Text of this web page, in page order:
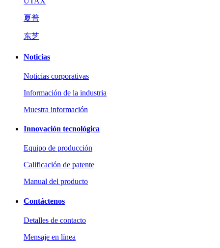
夏普
东芝
Noticias
Noticias corporativas
Información de la industria
Muestra información
Innovación tecnológica
Equipo de producción
Calificación de patente
Manual del producto
Contáctenos
Detalles de contacto
Mensaje en línea